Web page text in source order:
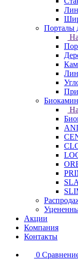
Порталы
Акции
Компания
Контакты
0